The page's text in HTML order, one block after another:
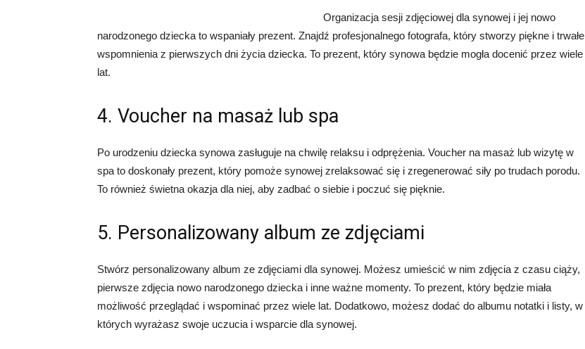
Organizacja sesji zdjęciowej dla synowej i jej nowo
narodzonego dziecka to wspaniały prezent. Znajdź profesjonalnego fotografa, który stworzy piękne i trwałe
wspomnienia z pierwszych dni życia dziecka. To prezent, który synowa będzie mogła docenić przez wiele
lat.
4. Voucher na masaż lub spa
Po urodzeniu dziecka synowa zasługuje na chwilę relaksu i odprężenia. Voucher na masaż lub wizytę w
spa to doskonały prezent, który pomoże synowej zrelaksować się i zregenerować siły po trudach porodu.
To również świetna okazja dla niej, aby zadbać o siebie i poczuć się pięknie.
5. Personalizowany album ze zdjęciami
Stwórz personalizowany album ze zdjęciami dla synowej. Możesz umieścić w nim zdjęcia z czasu ciąży,
pierwsze zdjęcia nowo narodzonego dziecka i inne ważne momenty. To prezent, który będzie miała
możliwość przeglądać i wspominać przez wiele lat. Dodatkowo, możesz dodać do albumu notatki i listy, w
których wyrażasz swoje uczucia i wsparcie dla synowej.